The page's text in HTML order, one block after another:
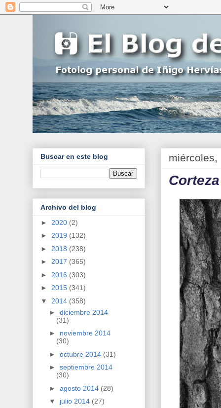
miércoles,
Buscar en este blog
Archivo del blog
► 2020 (2)
► 2019 (132)
► 2018 (238)
► 2017 (365)
► 2016 (303)
► 2015 (341)
▼ 2014 (358)
► diciembre 2014
(31)
► noviembre 2014
(30)
► octubre 2014 (31)
► septiembre 2014
(30)
► agosto 2014 (28)
▼ julio 2014 (27)